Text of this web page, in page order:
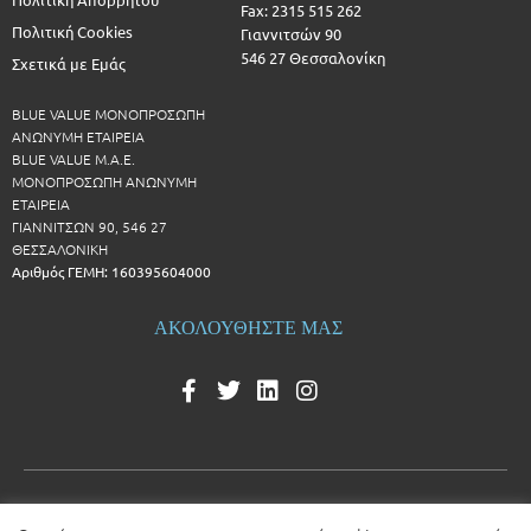
Πολιτική Cookies
Σχετικά με Εμάς
BLUE VALUE ΜΟΝΟΠΡΟΣΩΠΗ
ΑΝΩΝΥΜΗ ΕΤΑΙΡΕΙΑ
BLUE VALUE Μ.Α.Ε.
ΜΟΝΟΠΡΟΣΩΠΗ ΑΝΩΝΥΜΗ
ΕΤΑΙΡΕΙΑ
ΓΙΑΝΝΙΤΣΩΝ 90, 546 27
ΘΕΣΣΑΛΟΝΙΚΗ
Αριθμός ΓΕΜΗ: 160395604000
Fax: 2315 515 262
Γιαννιτσών 90
546 27 Θεσσαλονίκη
ΑΚΟΛΟΥΘΗΣΤΕ ΜΑΣ